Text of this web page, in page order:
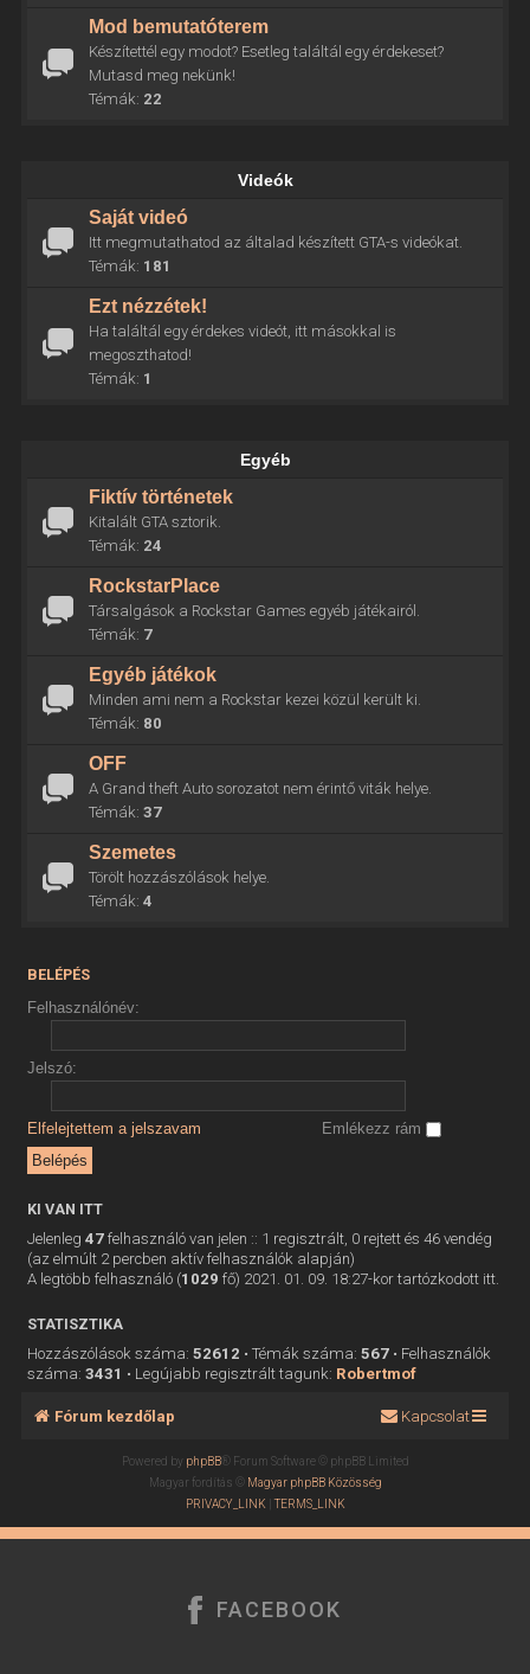
Mod bemutatóterem
Készítettél egy modot? Esetleg találtál egy érdekeset?
Mutasd meg nekünk!
Témák: 22
Videók
Saját videó
Itt megmutathatod az általad készített GTA-s videókat.
Témák: 181
Ezt nézzétek!
Ha találtál egy érdekes videót, itt másokkal is
megoszthatod!
Témák: 1
Egyéb
Fiktív történetek
Kitalált GTA sztorik.
Témák: 24
RockstarPlace
Társalgások a Rockstar Games egyéb játékairól.
Témák: 7
Egyéb játékok
Minden ami nem a Rockstar kezei közül került ki.
Témák: 80
OFF
A Grand theft Auto sorozatot nem érintő viták helye.
Témák: 37
Szemetes
Törölt hozzászólások helye.
Témák: 4
BELÉPÉS
Felhasználónév:
Jelszó:
Elfelejtettem a jelszavam Emlékezz rám
KI VAN ITT
Jelenleg 47felhasználó van jelen :: 1 regisztrált, 0 rejtett és 46 vendég
(az elmúlt 2 percben aktív felhasználók alapján)
A legtöbb felhasználó (1029 fő) 2021. 01. 09. 18:27-kor tartózkodott itt.
STATISZTIKA
Hozzászólások száma: 52612 • Témák száma: 567• Felhasználók
száma: 3431 • Legújabb regisztrált tagunk: Robertmof
Fórum kezdőlap Kapcsolat
Powered by phpBB® Forum Software © phpBB Limited
Magyar fordítás © Magyar phpBB Közösség
PRIVACY_LINK |TERMS_LINK
FACEBOOK